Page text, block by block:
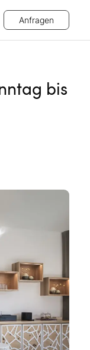
Anfragen
bis